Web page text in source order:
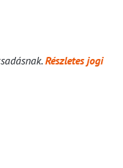
Részletes jogi